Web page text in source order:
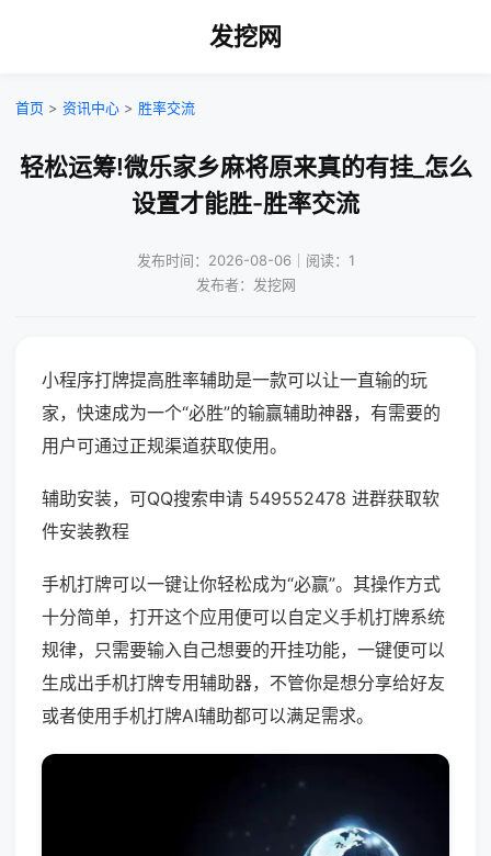
发挖网
首页 > 资讯中心 > 胜率交流
轻松运筹!微乐家乡麻将原来真的有挂_怎么
设置才能胜-胜率交流
发布时间：2026-08-06｜阅读：1
发布者：发挖网
小程序打牌提高胜率辅助是一款可以让一直输的玩
家，快速成为一个“必胜”的输赢辅助神器，有需要的
用户可通过正规渠道获取使用。
辅助安装，可QQ搜索申请 549552478 进群获取软
件安装教程
手机打牌可以一键让你轻松成为“必赢”。其操作方式
十分简单，打开这个应用便可以自定义手机打牌系统
规律，只需要输入自己想要的开挂功能，一键便可以
生成出手机打牌专用辅助器，不管你是想分享给好友
或者使用手机打牌AI辅助都可以满足需求。